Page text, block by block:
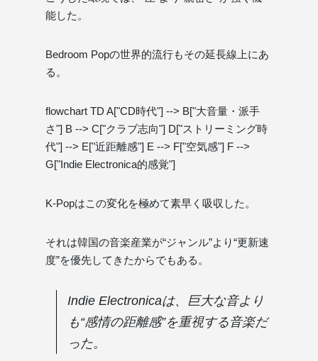
能した。
Bedroom Popの世界的流行もその延長線上にあ
る。
flowchart TD A["CD時代"] --> B["大音量・派手
さ"] B --> C["クラブ志向"] D["ストリーミング時
代"] --> E["近距離感"] E --> F["空気感"] F -->
G["Indie Electronica的感覚"]
K-Popはこの変化を極めて素早く吸収した。
それは韓国の音楽産業が“ジャンル”より“更新速
度”を優先してきたからでもある。
Indie Electronicaは、巨大な音より
も“感情の距離感”を重視する音楽だ
った。